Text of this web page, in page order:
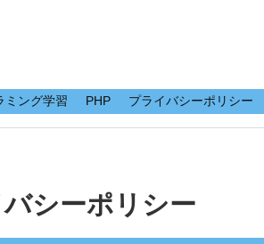
ミング学習 PHP プライバシーポリシー
シーポリシー